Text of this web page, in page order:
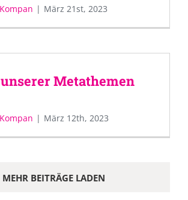
| März 21st, 2023
Metathemen
| März 12th, 2023
MEHR BEITRÄGE LADEN